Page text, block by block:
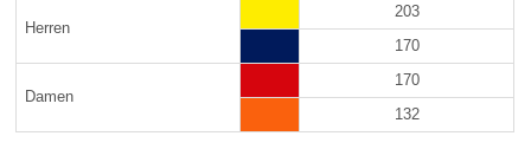
Herren
203
170
Damen
170
132